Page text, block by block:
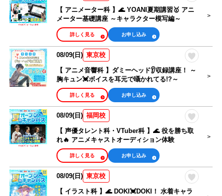
【 アニメーター科 】🌊 YOANI夏期講習🥇 アニ
メーター基礎講座 ～キャラクター模写編～
お申し込み
詳しく見る
08/09(日) 東京校
【 アニメ音響科 】ダミーヘッド👂収録講座！ ～
胸キュン💓ボイスを耳元で囁かれてる!?～
お申し込み
詳しく見る
08/09(日) 福岡校
【 声優タレント科・VTuber科 】🌊 役を勝ち取
れ🔥 アニメキャストオーディション体験
お申し込み
詳しく見る
08/09(日) 東京校
【 イラスト科 】🌊 DOKI💓DOKI！ 水着キャラ